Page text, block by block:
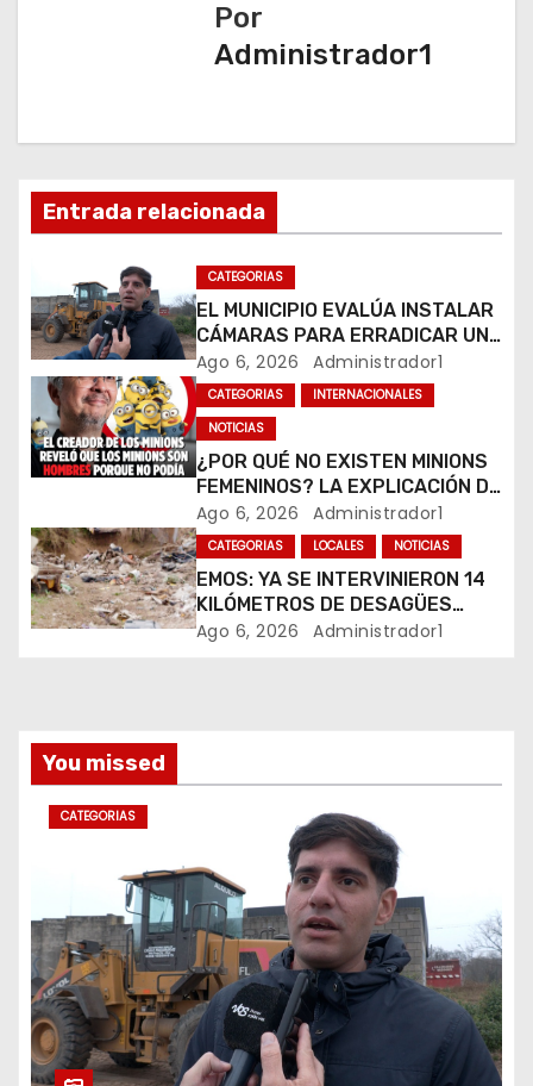
ó
n
d
e
e
n
t
r
a
d
a
Por
Administrador1
Entrada relacionada
CATEGORIAS
EL MUNICIPIO EVALÚA INSTALAR
CÁMARAS PARA ERRADICAR UN
MICROBASURAL AL FINAL DE
CALLE CARDARELLI
Ago 6, 2026 Administrador1
CATEGORIAS
INTERNACIONALES
NOTICIAS
¿POR QUÉ NO EXISTEN MINIONS
FEMENINOS? LA EXPLICACIÓN DE
SU CREADOR QUE VOLVIÓ A
VIRALIZARSE
Ago 6, 2026 Administrador1
CATEGORIAS LOCALES NOTICIAS
EMOS: YA SE INTERVINIERON 14
KILÓMETROS DE DESAGÜES
PLUVIALES
Ago 6, 2026 Administrador1
You missed
CATEGORIAS